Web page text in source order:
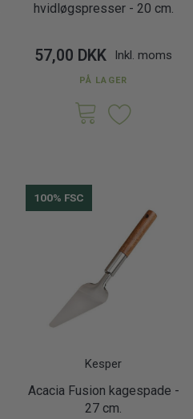
hvidløgspresser - 20 cm.
57,00 DKK Inkl. moms
PÅ LAGER
100% FSC
Kesper
Acacia Fusion kagespade -
27 cm.